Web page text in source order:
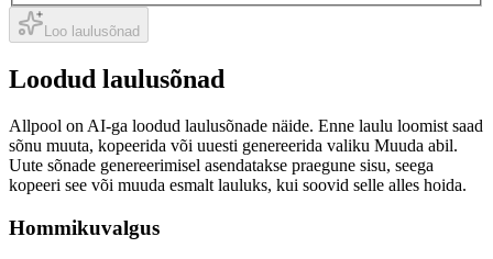
Loo laulusõnad
Loodud laulusõnad
Allpool on AI-ga loodud laulusõnade näide. Enne laulu loomist saad
sõnu muuta, kopeerida või uuesti genereerida valiku Muuda abil.
Uute sõnade genereerimisel asendatakse praegune sisu, seega
kopeeri see või muuda esmalt lauluks, kui soovid selle alles hoida.
Hommikuvalgus